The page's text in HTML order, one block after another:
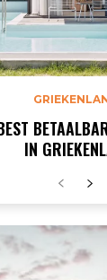
IN